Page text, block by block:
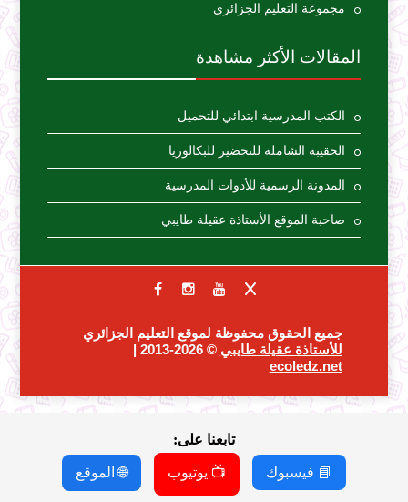
مجموعة التعليم الجزائري
المقالات الأكثر مشاهدة
الكتب المدرسية ابتدائي للتحميل
الحقيبة الشاملة للتحضير للبكالوريا
المدونة الرسمية للأدوات المدرسية
صاحبة الموقع الأستاذة عقيلة طايبي
جميع الحقوق محفوظة لموقع التعليم الجزائري
للأستاذة عقيلة طايبي © 2026-2013 |
ecoledz.net
تابعنا على:
📘 فيسبوك 📺 يوتيوب 🌐 الموقع